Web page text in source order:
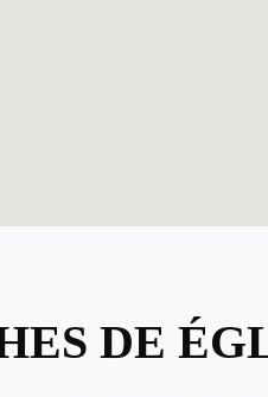
DE